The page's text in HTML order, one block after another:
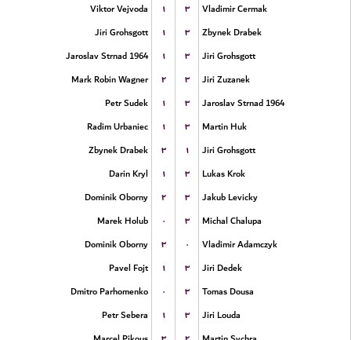
Viktor Vejvoda
۱ ۳
Vladimir Cermak
Jiri Grohsgott
۱ ۳
Zbynek Drabek
Jaroslav Strnad 1964
۱ ۳
Jiri Grohsgott
Mark Robin Wagner
۲ ۳
Jiri Zuzanek
Petr Sudek
۱ ۳
Jaroslav Strnad 1964
Radim Urbaniec
۱ ۳
Martin Huk
Zbynek Drabek
۳ ۱
Jiri Grohsgott
Darin Kryl
۱ ۳
Lukas Krok
Dominik Oborny
۲ ۳
Jakub Levicky
Marek Holub
۰ ۳
Michal Chalupa
Dominik Oborny
۳ ۰
Vladimir Adamczyk
Pavel Fojt
۱ ۳
Jiri Dedek
Dmitro Parhomenko
۰ ۳
Tomas Dousa
Petr Sebera
۱ ۳
Jiri Louda